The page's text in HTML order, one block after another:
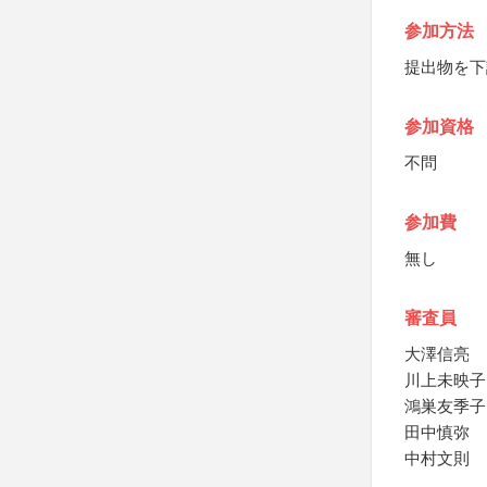
参加方法
提出物を
参加資格
不問
参加費
無し
審査員
大澤信亮
川上未映子
鴻巣友季子
田中慎弥
中村文則